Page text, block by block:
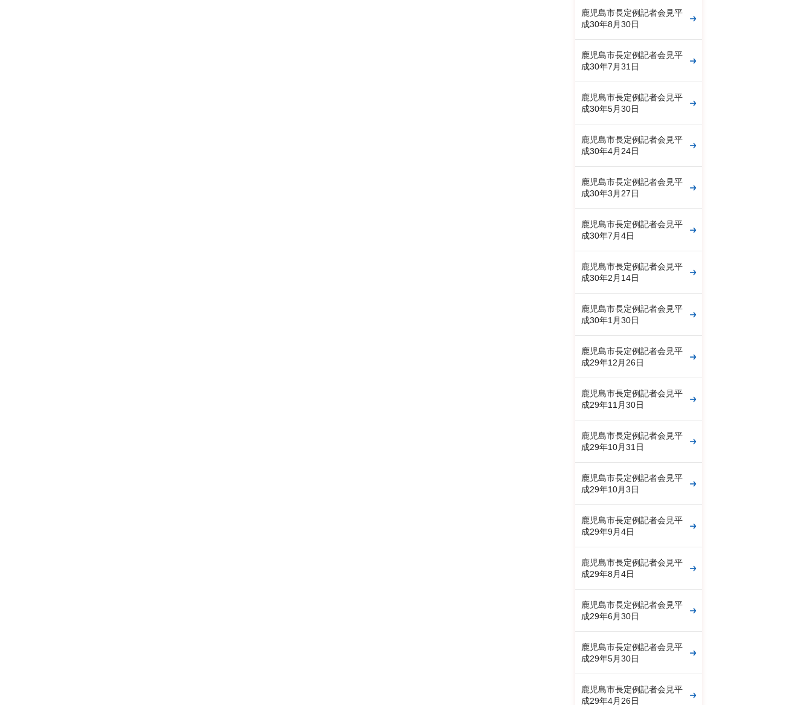
鹿児島市長定例記者会見平
成30年8月30日
鹿児島市長定例記者会見平
成30年7月31日
鹿児島市長定例記者会見平
成30年5月30日
鹿児島市長定例記者会見平
成30年4月24日
鹿児島市長定例記者会見平
成30年3月27日
鹿児島市長定例記者会見平
成30年7月4日
鹿児島市長定例記者会見平
成30年2月14日
鹿児島市長定例記者会見平
成30年1月30日
鹿児島市長定例記者会見平
成29年12月26日
鹿児島市長定例記者会見平
成29年11月30日
鹿児島市長定例記者会見平
成29年10月31日
鹿児島市長定例記者会見平
成29年10月3日
鹿児島市長定例記者会見平
成29年9月4日
鹿児島市長定例記者会見平
成29年8月4日
鹿児島市長定例記者会見平
成29年6月30日
鹿児島市長定例記者会見平
成29年5月30日
鹿児島市長定例記者会見平
成29年4月26日